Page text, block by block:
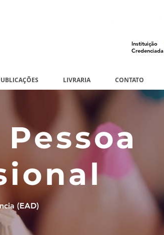
Instituição
Credenciada
LIVRARIA CONTATO
(EAD)